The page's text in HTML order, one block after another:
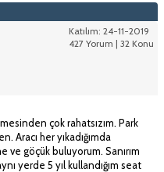
Katılım: 24-11-2019
427 Yorum | 32 Konu
çok rahatsızım. Park
Aracı her yıkadığımda
ve göçük buluyorum. Sanırım
yerde 5 yıl kullandığım seat